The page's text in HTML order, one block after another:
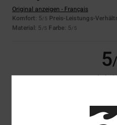
Original anzeigen - Français
Komfort: 5/5 Preis-Leistungs-
Material: 5 /5 Farbe: 5/5
5